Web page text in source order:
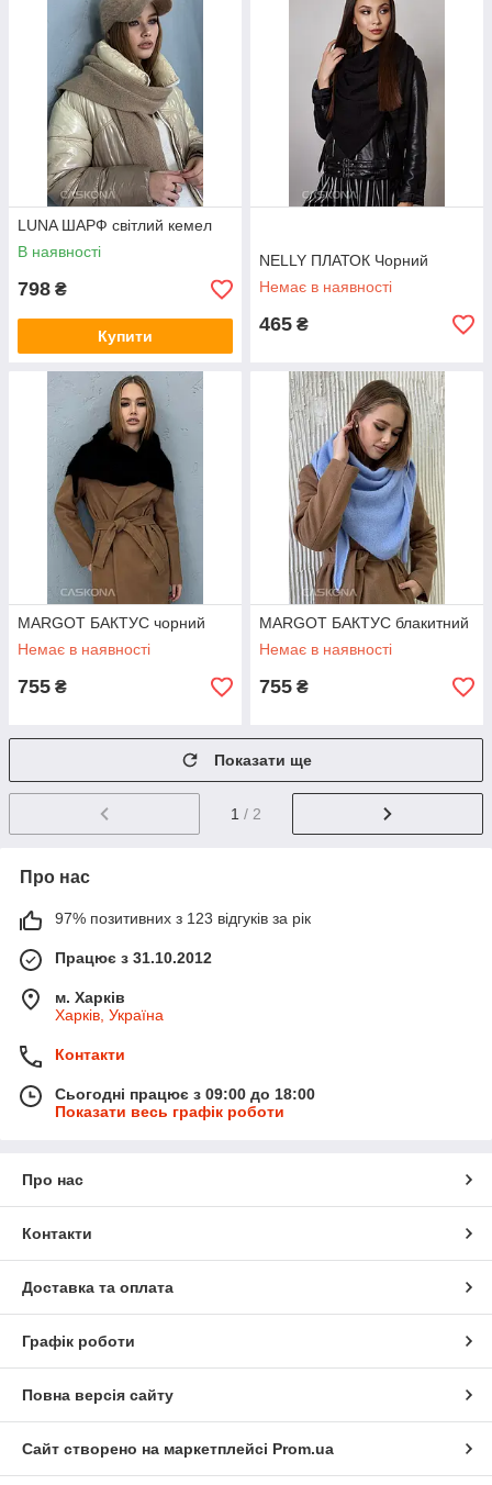
LUNA ШАРФ світлий кемел
В наявності
798 ₴
Купити
NELLY ПЛАТОК Чорний
Немає в наявності
465 ₴
MARGOT БАКТУС чорний
Немає в наявності
755 ₴
MARGOT БАКТУС блакитний
Немає в наявності
755 ₴
Показати ще
1 / 2
Про нас
97% позитивних з 123 відгуків за рік
Працює з 31.10.2012
м. Харків
Харків, Україна
Контакти
Сьогодні працює з 09:00 до 18:00
Показати весь графік роботи
Про нас
Контакти
Доставка та оплата
Графік роботи
Повна версія сайту
Сайт створено на маркетплейсі Prom.ua